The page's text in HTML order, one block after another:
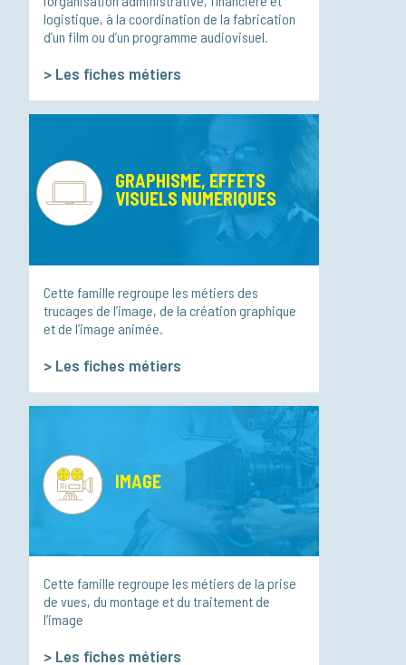
logistique, à la coordination de la fabrication
d’un film ou d’un programme audiovisuel.
> Les fiches métiers
GRAPHISME, EFFETS
VISUELS NUMERIQUES
Cette famille regroupe les métiers des
trucages de l’image, de la création graphique
et de l’image animée.
> Les fiches métiers
IMAGE
Cette famille regroupe les métiers de la prise
de vues, du montage et du traitement de
l’image
> Les fiches métiers